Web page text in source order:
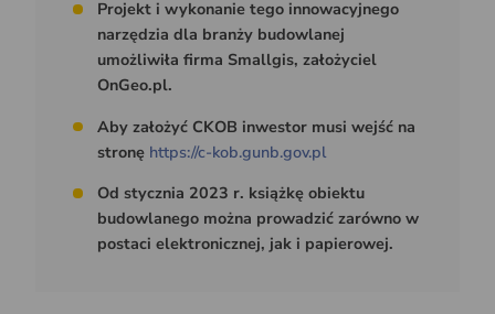
Projekt i wykonanie tego innowacyjnego
narzędzia dla branży budowlanej
umożliwiła firma Smallgis, założyciel
OnGeo.pl.
Aby założyć CKOB inwestor musi wejść na
stronę https://c-kob.gunb.gov.pl
Od stycznia 2023 r. książkę obiektu
budowlanego można prowadzić zarówno w
postaci elektronicznej, jak i papierowej.